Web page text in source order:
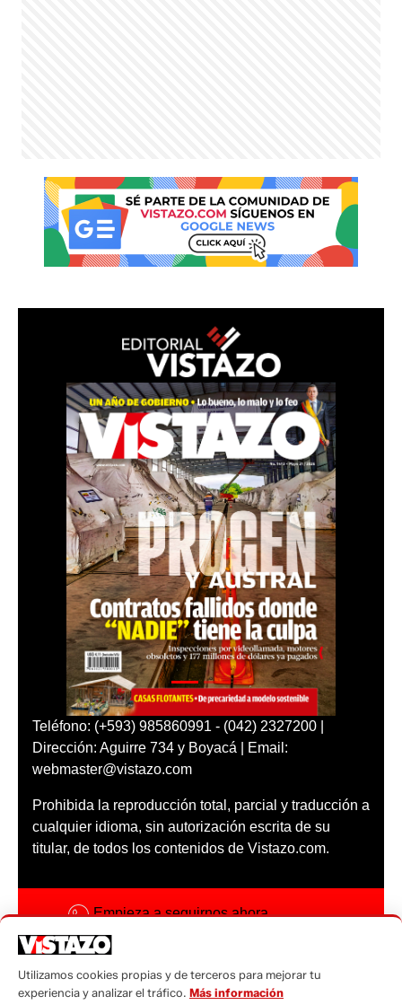
Teléfono: (+593) 985860991 - (042) 2327200 |
Dirección: Aguirre 734 y Boyacá | Email:
webmaster@vistazo.com
Prohibida la reproducción total, parcial y traducción a
cualquier idioma, sin autorización escrita de su
titular, de todos los contenidos de Vistazo.com.
Empieza a seguirnos ahora
Código ética
Utilizamos cookies propias y de terceros para mejorar tu
experiencia y analizar el tráfico. Más información